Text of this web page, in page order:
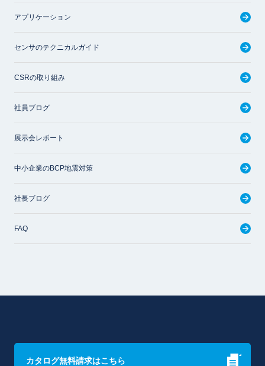
アプリケーション
センサのテクニカルガイド
CSRの取り組み
社員ブログ
展示会レポート
中小企業のBCP地震対策
社長ブログ
FAQ
カタログ無料請求はこちら